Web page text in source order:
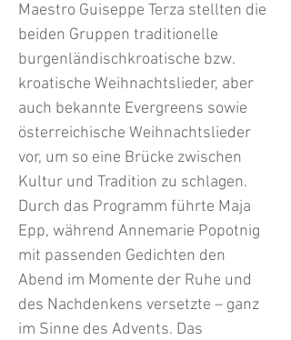
Maestro Guiseppe Terza stellten die
beiden Gruppen traditionelle
burgenländischkroatische bzw.
kroatische Weihnachtslieder, aber
auch bekannte Evergreens sowie
österreichische Weihnachtslieder
vor, um so eine Brücke zwischen
Kultur und Tradition zu schlagen.
Durch das Programm führte Maja
Epp, während Annemarie Popotnig
mit passenden Gedichten den
Abend im Momente der Ruhe und
des Nachdenkens versetzte – ganz
im Sinne des Advents. Das